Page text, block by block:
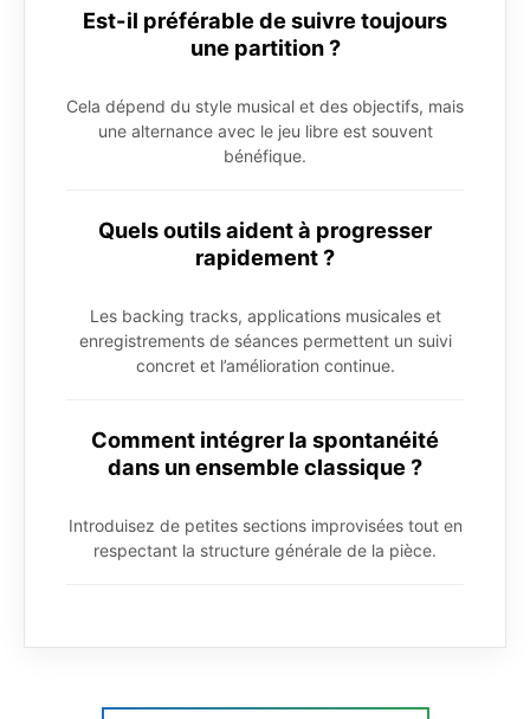
Est-il préférable de suivre toujours
une partition ?
Cela dépend du style musical et des objectifs, mais
une alternance avec le jeu libre est souvent
bénéfique.
Quels outils aident à progresser
rapidement ?
Les backing tracks, applications musicales et
enregistrements de séances permettent un suivi
concret et l’amélioration continue.
Comment intégrer la spontanéité
dans un ensemble classique ?
Introduisez de petites sections improvisées tout en
respectant la structure générale de la pièce.